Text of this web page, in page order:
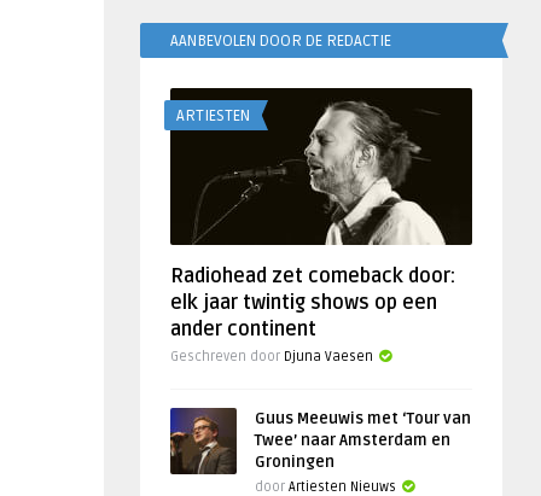
AANBEVOLEN DOOR DE REDACTIE
ARTIESTEN
Radiohead zet comeback door:
elk jaar twintig shows op een
ander continent
Geschreven door Djuna Vaesen
Guus Meeuwis met ‘Tour van
Twee’ naar Amsterdam en
Groningen
door Artiesten Nieuws